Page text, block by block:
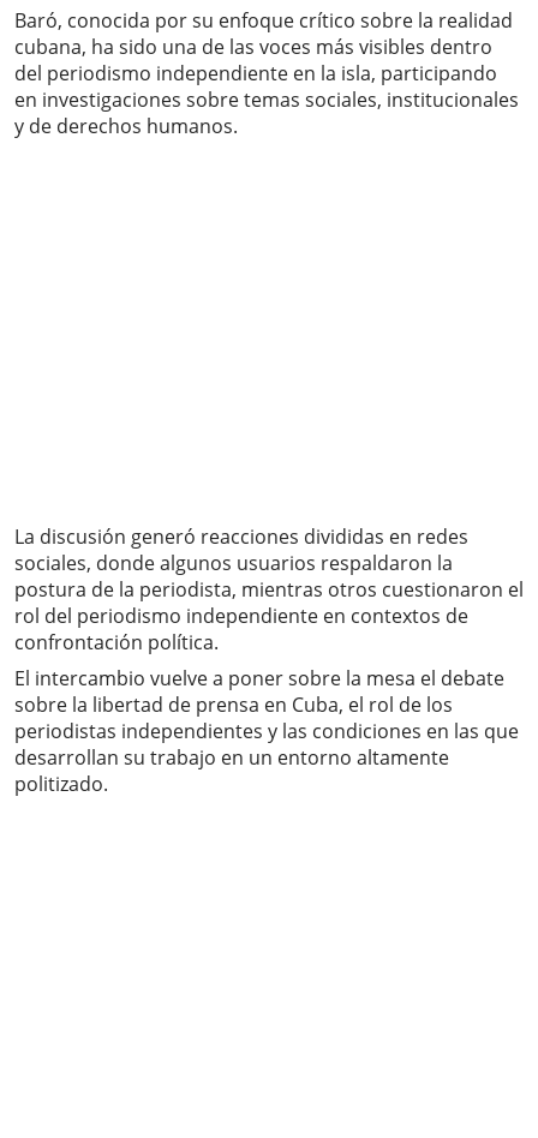
Baró, conocida por su enfoque crítico sobre la realidad
cubana, ha sido una de las voces más visibles dentro
del periodismo independiente en la isla, participando
en investigaciones sobre temas sociales, institucionales
y de derechos humanos.
La discusión generó reacciones divididas en redes
sociales, donde algunos usuarios respaldaron la
postura de la periodista, mientras otros cuestionaron el
rol del periodismo independiente en contextos de
confrontación política.
El intercambio vuelve a poner sobre la mesa el debate
sobre la libertad de prensa en Cuba, el rol de los
periodistas independientes y las condiciones en las que
desarrollan su trabajo en un entorno altamente
politizado.